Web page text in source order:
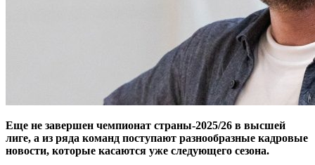
Еще не завершен чемпионат страны-2025/26 в высшей
лиге, а из ряда команд поступают разнообразные кадровые
новости, которые касаются уже следующего сезона.